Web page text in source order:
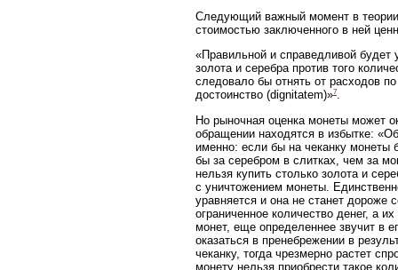
Следующий важный момент в
стоимостью заключенного в ней
«Правильной и справедливой будет
золота и серебра против того
следовало бы отнять от расходов
достоинство (dignitatem)»7.
Но рыночная оценка монеты может
обращении находятся в избытке:
именно: если бы на чеканку монеты
бы за серебром в слитках, чем за
нельзя купить столько золота и
с уничтожением монеты.
уравняется и она не станет дороже
ограниченное количество денег, а
монет, еще определеннее звучит в
оказаться в пренебрежении в
чеканку, тогда чрезмерно растет
монету нельзя приобрести такое